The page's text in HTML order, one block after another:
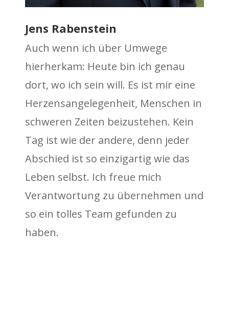
Jens Rabenstein
Auch wenn ich über Umwege
hierherkam: Heute bin ich genau
dort, wo ich sein will. Es ist mir eine
Herzensangelegenheit, Menschen in
schweren Zeiten beizustehen. Kein
Tag ist wie der andere, denn jeder
Abschied ist so einzigartig wie das
Leben selbst. Ich freue mich
Verantwortung zu übernehmen und
so ein tolles Team gefunden zu
haben.